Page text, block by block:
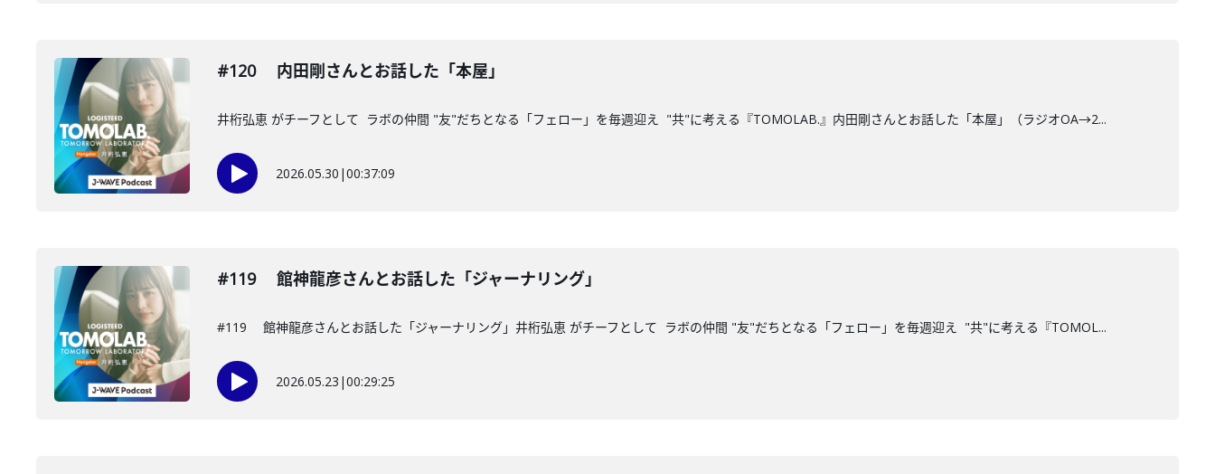
#120 内田剛さんとお話した「本屋」
井桁弘恵 がチーフとして ラボの仲間 "友"だちとなる「フェロー」を毎週迎え "共"に考える『TOMOLAB.』内田剛さんとお話した「本屋」（ラジオOA→2...
2026.05.30 |00:37:09
#119 館神龍彦さんとお話した「ジャーナリング」
#119 館神龍彦さんとお話した「ジャーナリング」井桁弘恵 がチーフとして ラボの仲間 "友"だちとなる「フェロー」を毎週迎え "共"に考える『TOMOL...
2026.05.23 |00:29:25